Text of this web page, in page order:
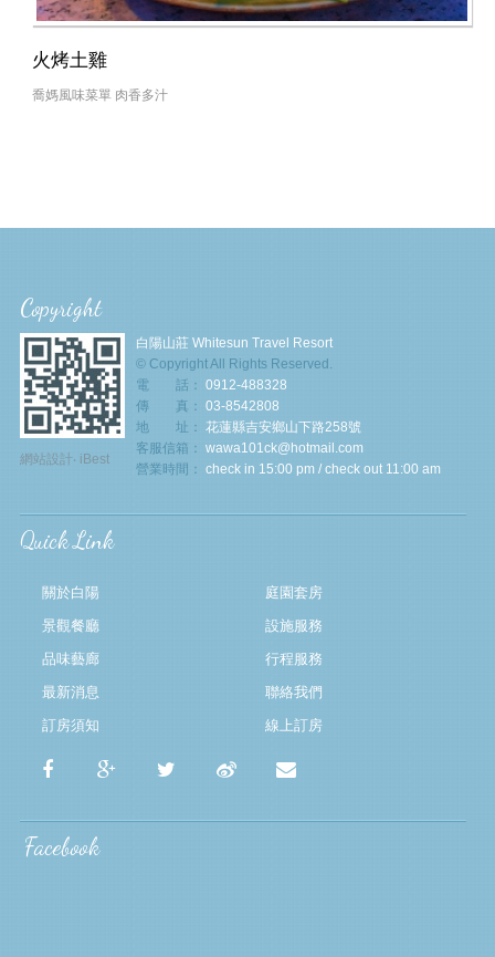
火烤土雞
喬媽風味菜單 肉香多汁
Copyright
網站設計‧ iBest
白陽山莊 Whitesun Travel Resort
© Copyright All Rights Reserved.
電 話： 0912-488328
傳 真： 03-8542808
地 址： 花蓮縣吉安鄉山下路258號
客服信箱： wawa101ck@hotmail.com
營業時間： check in 15:00 pm / check out 11:00 am
Quick Link
關於白陽
庭園套房
景觀餐廳
設施服務
品味藝廊
行程服務
最新消息
聯絡我們
訂房須知
線上訂房
Facebook